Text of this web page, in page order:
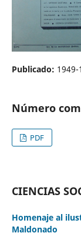
Publicado: 1949-
Número
PDF
CIENCIAS
Homenaje al
Maldonado